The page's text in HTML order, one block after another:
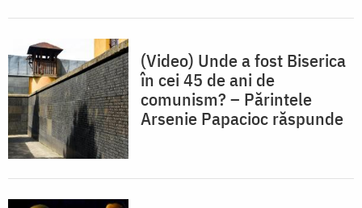
(Video) Unde a fost Biserica
în cei 45 de ani de
comunism? – Părintele
Arsenie Papacioc răspunde